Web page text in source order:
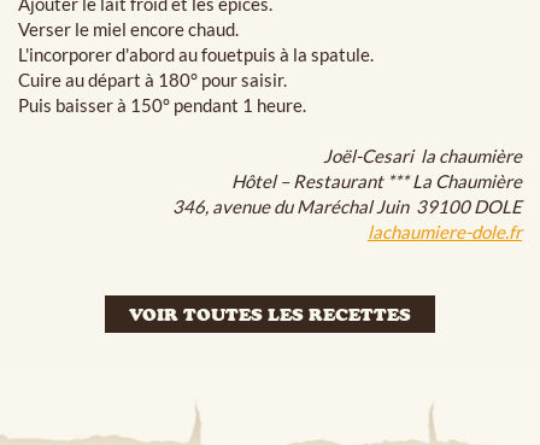
Verser le miel encore chaud.
L'incorporer d'abord au fouetpuis à la spatule.
Cuire au départ à 180° pour saisir.
Puis baisser à 150° pendant 1 heure.
Joël-Cesari la chaumière
Hôtel – Restaurant *** La Chaumière
346, avenue du Maréchal Juin 39100 DOLE
lachaumiere-dole.fr
VOIR TOUTES LES RECETTES